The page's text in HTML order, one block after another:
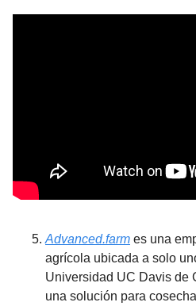
Advanced.farm es una
agrícola ubicada a solo
Universidad UC Davis de
una solución para